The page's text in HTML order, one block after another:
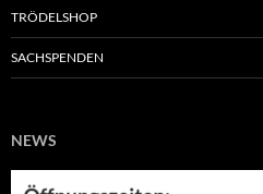
TRÖDELSHOP
SACHSPENDEN
NEWS